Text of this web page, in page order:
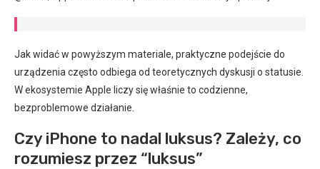
Jak widać w powyższym materiale, praktyczne podejście do
urządzenia często odbiega od teoretycznych dyskusji o statusie.
W ekosystemie Apple liczy się właśnie to codzienne,
bezproblemowe działanie.
Czy iPhone to nadal luksus? Zależy, co
rozumiesz przez “luksus”